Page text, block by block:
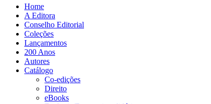
Home
A Editora
Conselho Editorial
Coleções
Lançamentos
200 Anos
Autores
Catálogo
Co-edições
Direito
eBooks